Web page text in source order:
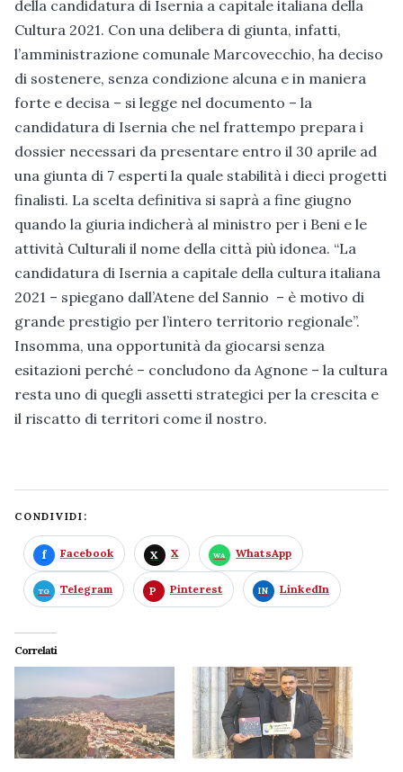
della candidatura di Isernia a capitale italiana della
Cultura 2021. Con una delibera di giunta, infatti,
l’amministrazione comunale Marcovecchio, ha deciso
di sostenere, senza condizione alcuna e in maniera
forte e decisa – si legge nel documento – la
candidatura di Isernia che nel frattempo prepara i
dossier necessari da presentare entro il 30 aprile ad
una giunta di 7 esperti la quale stabilità i dieci progetti
finalisti. La scelta definitiva si saprà a fine giugno
quando la giuria indicherà al ministro per i Beni e le
attività Culturali il nome della città più idonea. “La
candidatura di Isernia a capitale della cultura italiana
2021 – spiegano dall’Atene del Sannio – è motivo di
grande prestigio per l’intero territorio regionale”.
Insomma, una opportunità da giocarsi senza
esitazioni perché – concludono da Agnone – la cultura
resta uno di quegli assetti strategici per la crescita e
il riscatto di territori come il nostro.
CONDIVIDI:
Facebook X WhatsApp
Telegram Pinterest LinkedIn
Correlati